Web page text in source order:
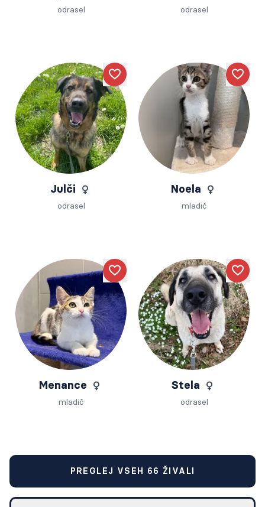
odrasel odrasel
Like
Julči
odrasel
Like
Noela
mladič
Like
Menance
mladič
Like
Stela
odrasel
PREGLEJ VSEH 66 ŽIVALI